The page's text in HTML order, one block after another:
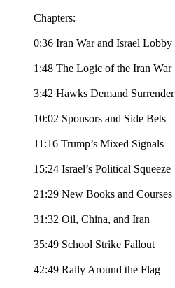
Chapters:
0:36 Iran War and Israel Lobby
1:48 The Logic of the Iran War
3:42 Hawks Demand Surrender
10:02 Sponsors and Side Bets
11:16 Trump’s Mixed Signals
15:24 Israel’s Political Squeeze
21:29 New Books and Courses
31:32 Oil, China, and Iran
35:49 School Strike Fallout
42:49 Rally Around the Flag